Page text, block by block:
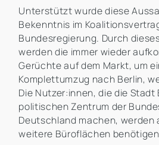
Unterstützt wurde diese
Bekenntnis im
Bundesregierung. Durch
werden die immer wieder
Gerüchte auf dem Markt, um
Komplettumzug nach Berlin,
Die Nutzer:innen, die die
politischen Zentrum der
Deutschland machen, werden
weitere Büroflächen